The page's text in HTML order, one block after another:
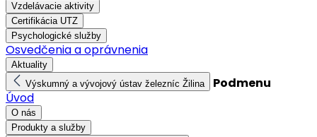
Vzdelávacie aktivity
Certifikácia UTZ
Psychologické služby
Osvedčenia a oprávnenia
Aktuality
Výskumný a vývojový ústav železníc Žilina
Podmenu
Úvod
O nás
Produkty a služby